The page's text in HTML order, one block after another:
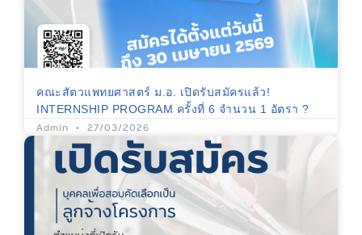
คณะสัตวแพทยศาสตร์ ม.อ. เปิดรับสมัครแล้ว!
INTERNSHIP PROGRAM ครั้งที่ 6 จำนวน 1 อัตรา ?
Admin 27/03/2026